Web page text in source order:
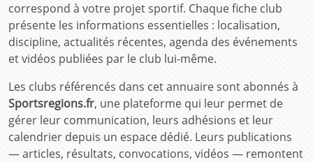
correspond à votre projet sportif. Chaque fiche club
présente les informations essentielles : localisation,
discipline, actualités récentes, agenda des événements
et vidéos publiées par le club lui-même.
Les clubs référencés dans cet annuaire sont abonnés à
Sportsregions.fr, une plateforme qui leur permet de
gérer leur communication, leurs adhésions et leur
calendrier depuis un espace dédié. Leurs publications
— articles, résultats, convocations, vidéos — remontent